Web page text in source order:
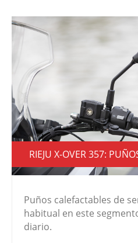
RIEJU X-OVER 357:
Puños calefactables de
habitual en este
diario.